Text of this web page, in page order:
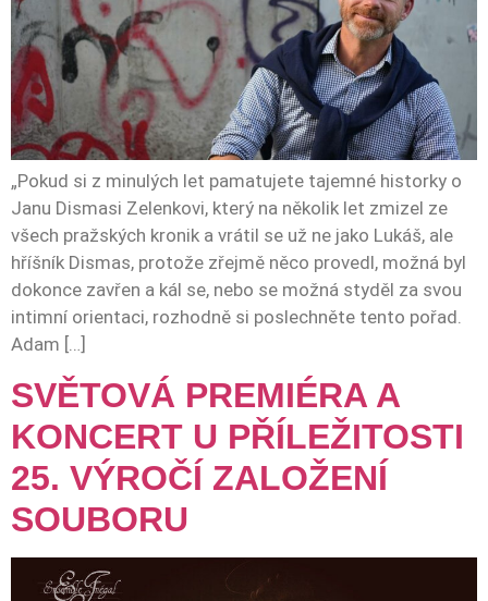
„Pokud si z minulých let pamatujete tajemné historky o
Janu Dismasi Zelenkovi, který na několik let zmizel ze
všech pražských kronik a vrátil se už ne jako Lukáš, ale
hříšník Dismas, protože zřejmě něco provedl, možná byl
dokonce zavřen a kál se, nebo se možná styděl za svou
intimní orientaci, rozhodně si poslechněte tento pořad.
Adam […]
SVĚTOVÁ PREMIÉRA A
KONCERT U PŘÍLEŽITOSTI
25. VÝROČÍ ZALOŽENÍ
SOUBORU